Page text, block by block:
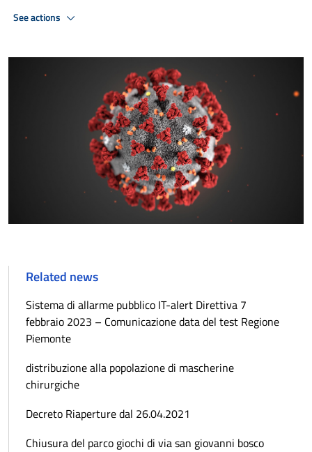
See actions
Related news
Sistema di allarme pubblico IT-alert Direttiva 7
febbraio 2023 – Comunicazione data del test Regione
Piemonte
distribuzione alla popolazione di mascherine
chirurgiche
Decreto Riaperture dal 26.04.2021
Chiusura del parco giochi di via san giovanni bosco